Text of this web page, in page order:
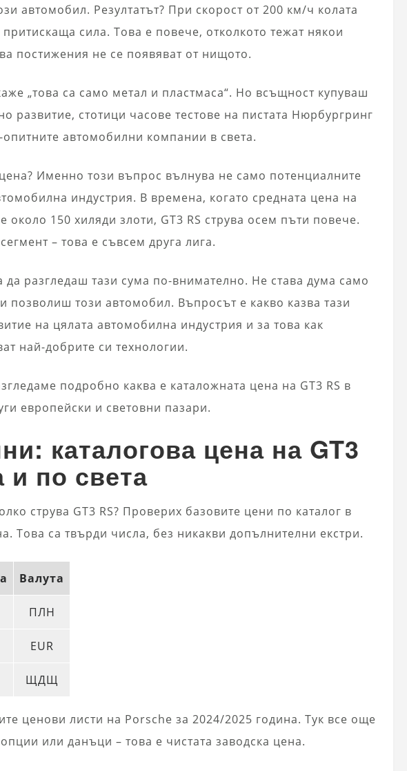
автомобил. Резултатът? При скорост от 200 км/ч колата
сила. Това е повече, отколкото тежат някои
постижения не се появяват от нищото.
„това са само метал и пластмаса“. Но всъщност купуваш
развитие, стотици часове тестове на пистата Нюрбургринг
автомобилни компании в света.
Именно този въпрос вълнува не само потенциалните
индустрия. В времена, когато средната цена на
150 хиляди злоти, GT3 RS струва осем пъти повече.
– това е съвсем друга лига.
да разгледаш тази сума по-внимателно. Не става дума само
позволиш този автомобил. Въпросът е какво казва тази
на цялата автомобилна индустрия и за това как
най-добрите си технологии.
подробно каква е каталожната цена на GT3 RS в
европейски и световни пазари.
каталогова цена на GT3
по света
струва GT3 RS? Проверих базовите цени по каталог в
Това са твърди числа, без никакви допълнителни екстри.
Валута
ПЛН
EUR
ЩДЩ
ценови листи на Porsche за 2024/2025 година. Тук все още
или данъци – това е чистата заводска цена.